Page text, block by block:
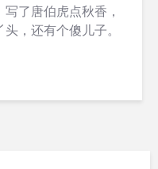
了唐伯虎点秋香，
，还有个傻儿子。